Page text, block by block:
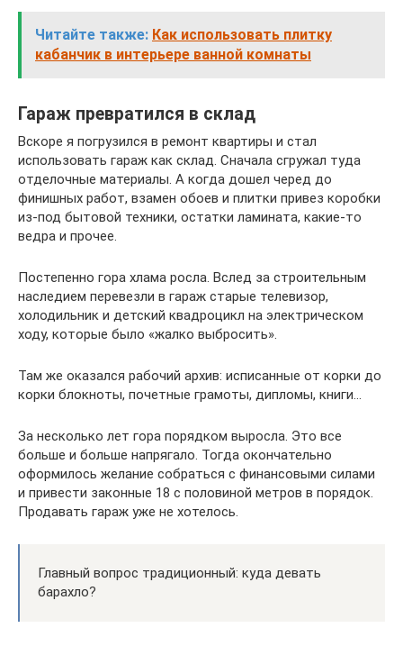
Читайте также: Как использовать плитку
кабанчик в интерьере ванной комнаты
Гараж превратился в склад
Вскоре я погрузился в ремонт квартиры и стал
использовать гараж как склад. Сначала сгружал туда
отделочные материалы. А когда дошел черед до
финишных работ, взамен обоев и плитки привез коробки
из-под бытовой техники, остатки ламината, какие-то
ведра и прочее.
Постепенно гора хлама росла. Вслед за строительным
наследием перевезли в гараж старые телевизор,
холодильник и детский квадроцикл на электрическом
ходу, которые было «жалко выбросить».
Там же оказался рабочий архив: исписанные от корки до
корки блокноты, почетные грамоты, дипломы, книги…
За несколько лет гора порядком выросла. Это все
больше и больше напрягало. Тогда окончательно
оформилось желание собраться с финансовыми силами
и привести законные 18 с половиной метров в порядок.
Продавать гараж уже не хотелось.
Главный вопрос традиционный: куда девать
барахло?